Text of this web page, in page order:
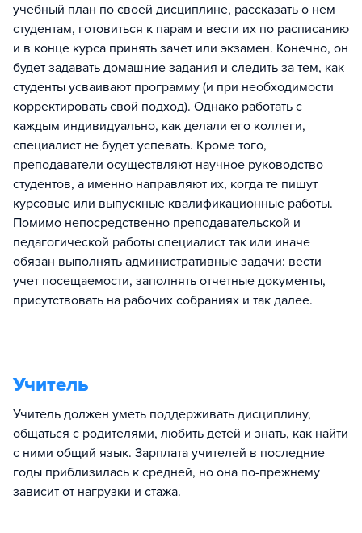
учебный план по своей дисциплине, рассказать о нем
студентам, готовиться к парам и вести их по расписанию
и в конце курса принять зачет или экзамен. Конечно, он
будет задавать домашние задания и следить за тем, как
студенты усваивают программу (и при необходимости
корректировать свой подход). Однако работать с
каждым индивидуально, как делали его коллеги,
специалист не будет успевать. Кроме того,
преподаватели осуществляют научное руководство
студентов, а именно направляют их, когда те пишут
курсовые или выпускные квалификационные работы.
Помимо непосредственно преподавательской и
педагогической работы специалист так или иначе
обязан выполнять административные задачи: вести
учет посещаемости, заполнять отчетные документы,
присутствовать на рабочих собраниях и так далее.
Учитель
Учитель должен уметь поддерживать дисциплину,
общаться с родителями, любить детей и знать, как найти
с ними общий язык. Зарплата учителей в последние
годы приблизилась к средней, но она по-прежнему
зависит от нагрузки и стажа.